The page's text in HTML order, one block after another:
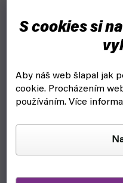
S cookies si
Aby náš web šlapal jak
cookie. Procházením
používáním. Více
Paladin obaly na karty